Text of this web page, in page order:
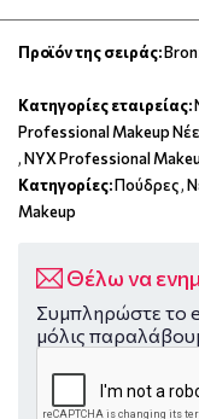
Προϊόν της σειράς:
Κατηγορίες εταιρείας:
Professional Makeup
,NYX Professional
Κατηγορίες:Πούδρες,
Makeup
Θέλω να
Συμπληρώστε το
μόλις